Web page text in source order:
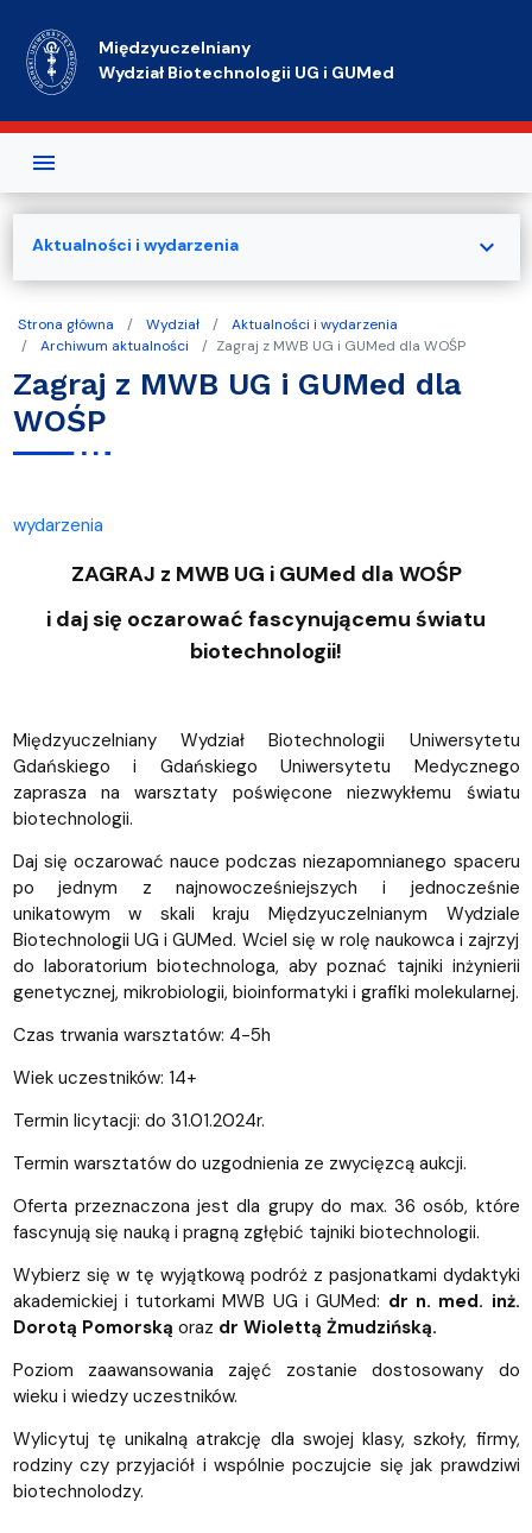
Międzyuczelniany
Wydział Biotechnologii UG i GUMed
Strona główna Wydział
Aktualności i wydarzenia
Archiwum aktualności
Zagraj z MWB UG i GUMed dla WOŚP
Zagraj z MWB UG i GUMed dla
WOŚP
wydarzenia
ZAGRAJ z MWB UG i GUMed dla WOŚP
i daj się oczarować fascynującemu światu
biotechnologii!
Międzyuczelniany Wydział Biotechnologii Uniwersytetu
Gdańskiego i Gdańskiego Uniwersytetu Medycznego
zaprasza na warsztaty poświęcone niezwykłemu światu
biotechnologii.
Daj się oczarować nauce podczas niezapomnianego spaceru
po jednym z najnowocześniejszych i jednocześnie
unikatowym w skali kraju Międzyuczelnianym Wydziale
Biotechnologii UG i GUMed. Wciel się w rolę naukowca i zajrzyj
do laboratorium biotechnologa, aby poznać tajniki inżynierii
genetycznej, mikrobiologii, bioinformatyki i grafiki molekularnej.
Czas trwania warsztatów: 4-5h
Wiek uczestników: 14+
Termin licytacji: do 31.01.2024r.
Termin warsztatów do uzgodnienia ze zwycięzcą aukcji.
Oferta przeznaczona jest dla grupy do max. 36 osób, które
fascynują się nauką i pragną zgłębić tajniki biotechnologii.
Wybierz się w tę wyjątkową podróż z pasjonatkami dydaktyki
akademickiej i tutorkami MWB UG i GUMed: dr n. med. inż.
Dorotą Pomorską oraz dr Wiolettą Żmudzińską.
Poziom zaawansowania zajęć zostanie dostosowany do
wieku i wiedzy uczestników.
Wylicytuj tę unikalną atrakcję dla swojej klasy, szkoły, firmy,
rodziny czy przyjaciół i wspólnie poczujcie się jak prawdziwi
biotechnolodzy.
Aktualności i wydarzenia expand_more